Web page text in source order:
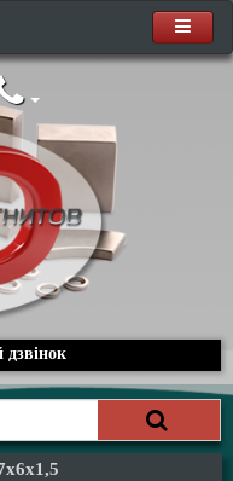
дзвінок